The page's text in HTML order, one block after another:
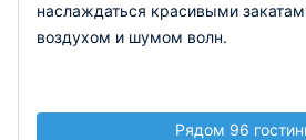
наслаждаться красивыми
воздухом и шумом волн.
Рядом 96